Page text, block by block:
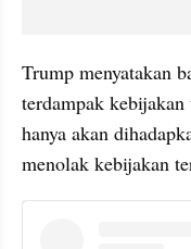
Trump menyatakan
terdampak
hanya akan
menolak kebijakan